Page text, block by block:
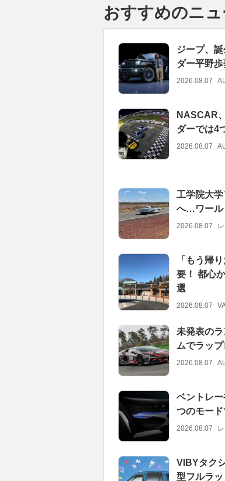
おすすめのニュ
ジープ、
ダー平野
2026.08.07
NASCAR
ダーでは4
2026.08.07
工学院大
へ…ワール
2026.08.07
「もう帰
要！ 都心
選
2026.08.07
未発表の
ムでラッ
2026.08.07
ベントレ
つのモー
2026.08.07
VIBYタク
型フルラ